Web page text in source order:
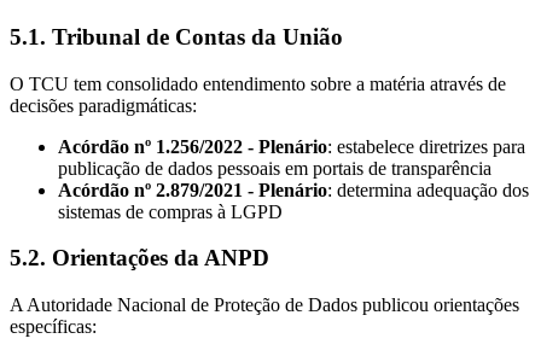
5.1. Tribunal de Contas da União
O TCU tem consolidado entendimento sobre a matéria através de
decisões paradigmáticas:
Acórdão nº 1.256/2022 - Plenário: estabelece diretrizes para
publicação de dados pessoais em portais de transparência
Acórdão nº 2.879/2021 - Plenário: determina adequação dos
sistemas de compras à LGPD
5.2. Orientações da ANPD
A Autoridade Nacional de Proteção de Dados publicou orientações
específicas: